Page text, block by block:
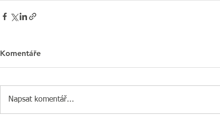
Komentáře
Napsat komentář...